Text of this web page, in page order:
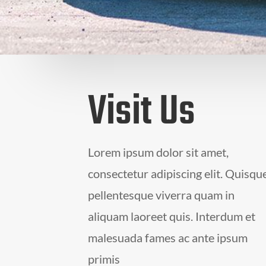
Visit Us
Lorem ipsum dolor sit amet,
consectetur adipiscing elit.
pellentesque viverra quam in
aliquam laoreet quis. Interdum et
malesuada fames ac ante ipsum
primis